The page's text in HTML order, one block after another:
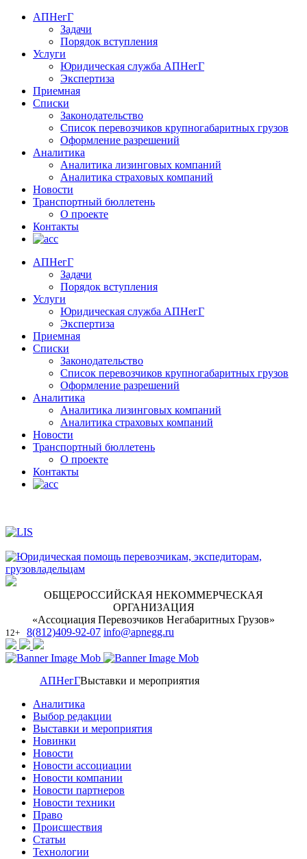
АПНегГ
Задачи
Порядок вступления
Услуги
Юридическая служба АПНегГ
Экспертиза
Приемная
Списки
Законодательство
Список перевозчиков крупногабаритных грузов
Оформление разрешений
Аналитика
Аналитика лизинговых компаний
Aналитика страховых компаний
Новости
Транспортный бюллетень
О проекте
Контакты
АПНегГ
Задачи
Порядок вступления
Услуги
Юридическая служба АПНегГ
Экспертиза
Приемная
Списки
Законодательство
Список перевозчиков крупногабаритных грузов
Оформление разрешений
Аналитика
Аналитика лизинговых компаний
Aналитика страховых компаний
Новости
Транспортный бюллетень
О проекте
Контакты
ОБЩЕРОССИЙСКАЯ НЕКОММЕРЧЕСКАЯ
ОРГАНИЗАЦИЯ
«Ассоциация Перевозчиков Негабаритных Грузов»
12+ 8(812)409-92-07 info@apnegg.ru
АПНегГВыставки и мероприятия
Аналитика
Выбор редакции
Выставки и мероприятия
Новинки
Новости
Новости ассоциации
Новости компании
Новости партнеров
Новости техники
Право
Происшествия
Статьи
Технологии